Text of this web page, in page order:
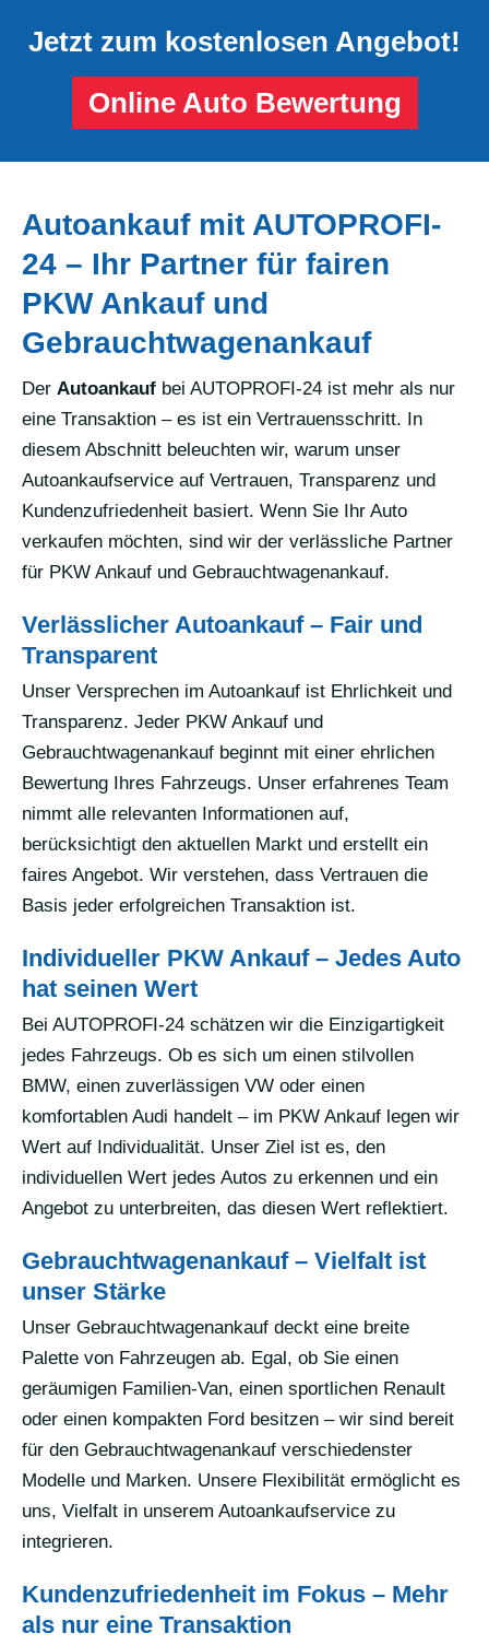
Jetzt zum kostenlosen Angebot!
Online Auto Bewertung
Autoankauf mit AUTOPROFI-
24 – Ihr Partner für fairen
PKW Ankauf und
Gebrauchtwagenankauf
Der Autoankauf bei AUTOPROFI-24 ist mehr als nur
eine Transaktion – es ist ein Vertrauensschritt. In
diesem Abschnitt beleuchten wir, warum unser
Autoankaufservice auf Vertrauen, Transparenz und
Kundenzufriedenheit basiert. Wenn Sie Ihr Auto
verkaufen möchten, sind wir der verlässliche Partner
für PKW Ankauf und Gebrauchtwagenankauf.
Verlässlicher Autoankauf – Fair und
Transparent
Unser Versprechen im Autoankauf ist Ehrlichkeit und
Transparenz. Jeder PKW Ankauf und
Gebrauchtwagenankauf beginnt mit einer ehrlichen
Bewertung Ihres Fahrzeugs. Unser erfahrenes Team
nimmt alle relevanten Informationen auf,
berücksichtigt den aktuellen Markt und erstellt ein
faires Angebot. Wir verstehen, dass Vertrauen die
Basis jeder erfolgreichen Transaktion ist.
Individueller PKW Ankauf – Jedes Auto
hat seinen Wert
Bei AUTOPROFI-24 schätzen wir die Einzigartigkeit
jedes Fahrzeugs. Ob es sich um einen stilvollen
BMW, einen zuverlässigen VW oder einen
komfortablen Audi handelt – im PKW Ankauf legen wir
Wert auf Individualität. Unser Ziel ist es, den
individuellen Wert jedes Autos zu erkennen und ein
Angebot zu unterbreiten, das diesen Wert reflektiert.
Gebrauchtwagenankauf – Vielfalt ist
unser Stärke
Unser Gebrauchtwagenankauf deckt eine breite
Palette von Fahrzeugen ab. Egal, ob Sie einen
geräumigen Familien-Van, einen sportlichen Renault
oder einen kompakten Ford besitzen – wir sind bereit
für den Gebrauchtwagenankauf verschiedenster
Modelle und Marken. Unsere Flexibilität ermöglicht es
uns, Vielfalt in unserem Autoankaufservice zu
integrieren.
Kundenzufriedenheit im Fokus – Mehr
als nur eine Transaktion